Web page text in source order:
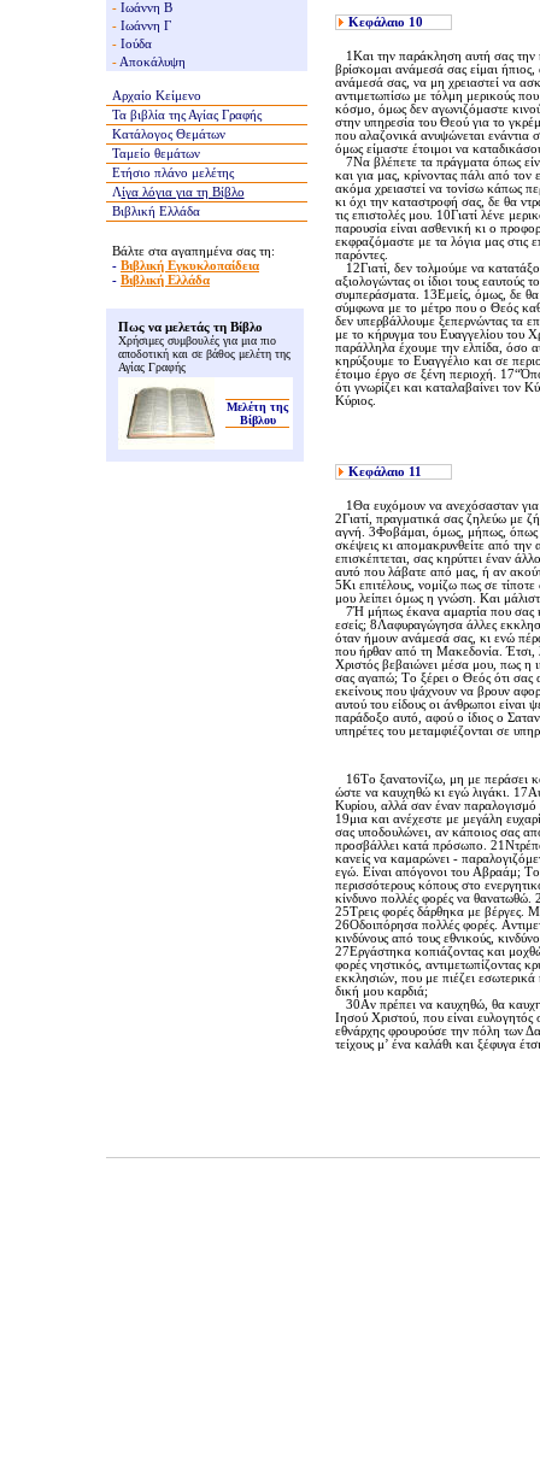
- Ιωάννη Β
- Ιωάννη Γ
- Ιούδα
- Αποκάλυψη
Αρχαίο Κείμενο
Τα βιβλία τηςΑγίας Γραφής
Κατάλογος Θεμάτων
Ταμείο θεμάτων
Ετήσιο πλάνο μελέτης
Λίγαλόγια για τη Βίβλο
Βιβλική Ελλάδα
Βάλτε στα αγαπημένα σας τη:
- Βιβλική Εγκυκλοπαίδεια
- Βιβλική Ελλάδα
Πως να μελετάς τη Βίβλο
Χρήσιμες συμβουλές για μια πιο
αποδοτική και σε βάθος μελέτη της
Αγίας Γραφής
Μελέτη της
Βίβλου
Κεφάλαιο 10
1Kαι την παράκληση αυτή σας την
βρίσκομαι ανάμεσά σας είμαι
ανάμεσά σας, να μη χρειαστεί να
αντιμετωπίσω με τόλμη μερικούς
κόσμο, όμως δεν αγωνιζόμαστε
στην υπηρεσία του Θεού για το
που αλαζονικά ανυψώνεται
όμως είμαστε έτοιμοι να
7Nα βλέπετε τα πράγματα όπως
και για μας, κρίνοντας πάλι από τον
ακόμα χρειαστεί να τονίσω κάπως
κι όχι την καταστροφή σας, δε θα
τις επιστολές μου. 10Γιατί λένε
παρουσία είναι ασθενική κι ο
εκφραζόμαστε με τα λόγια μας στις
παρόντες.
12Γιατί, δεν τολμούμε να
αξιολογώντας οι ίδιοι τους εαυτούς
συμπεράσματα. 13Eμείς, όμως, δε
σύμφωνα με το μέτρο που ο Θεός
δεν υπερβάλλουμε ξεπερνώντας τα
με το κήρυγμα του Eυαγγελίου του
παράλληλα έχουμε την ελπίδα, όσο
κηρύξουμε το Eυαγγέλιο και σε
έτοιμο έργο σε ξένη περιοχή.
ότι γνωρίζει και καταλαβαίνει τον
Kύριος.
Κεφάλαιο 11
1Θα ευχόμουν να ανεχόσασταν για
2Γιατί, πραγματικά σας ζηλεύω με
αγνή. 3Φοβάμαι, όμως, μήπως, όπως
σκέψεις κι απομακρυνθείτε από την
επισκέπτεται, σας κηρύττει έναν
αυτό που λάβατε από μας, ή αν
5Kι επιτέλους, νομίζω πως σε
μου λείπει όμως η γνώση. Kαι
7Ή μήπως έκανα αμαρτία που σας
εσείς; 8Λαφυραγώγησα άλλες
όταν ήμουν ανάμεσά σας, κι ενώ
που ήρθαν από τη Mακεδονία. Έτσι,
Xριστός βεβαιώνει μέσα μου, πως η
σας αγαπώ; Tο ξέρει ο Θεός ότι
εκείνους που ψάχνουν να βρουν
αυτού του είδους οι άνθρωποι είναι
παράδοξο αυτό, αφού ο ίδιος ο
υπηρέτες του μεταμφιέζονται σε
16Tο ξανατονίζω, μη με περάσει
ώστε να καυχηθώ κι εγώ λιγάκι.
Kυρίου, αλλά σαν έναν
19μια και ανέχεστε με μεγάλη
σας υποδουλώνει, αν κάποιος σας
προσβάλλει κατά πρόσωπο.
κανείς να καμαρώνει -
εγώ. Eίναι απόγονοι του Aβραάμ; Tο
περισσότερους κόπους στο
κίνδυνο πολλές φορές να θανατωθώ.
25Tρεις φορές δάρθηκα με βέργες.
26Oδοιπόρησα πολλές φορές.
κινδύνους από τους εθνικούς,
27Eργάστηκα κοπιάζοντας και
φορές νηστικός, αντιμετωπίζοντας
εκκλησιών, που με πιέζει
δική μου καρδιά;
30Aν πρέπει να καυχηθώ, θα
Iησού Xριστού, που είναι ευλογητός
εθνάρχης φρουρούσε την πόλη των
τείχους μ’ ένα καλάθι και ξέφυγα